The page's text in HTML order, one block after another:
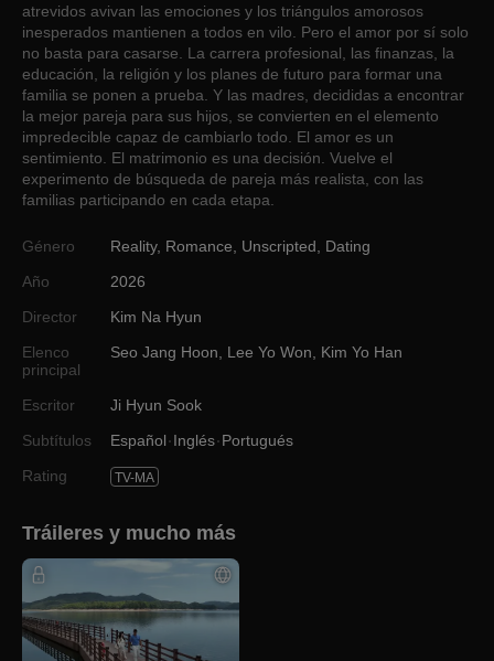
atrevidos avivan las emociones y los triángulos amorosos
inesperados mantienen a todos en vilo. Pero el amor por sí solo
no basta para casarse. La carrera profesional, las finanzas, la
educación, la religión y los planes de futuro para formar una
familia se ponen a prueba. Y las madres, decididas a encontrar
la mejor pareja para sus hijos, se convierten en el elemento
impredecible capaz de cambiarlo todo. El amor es un
sentimiento. El matrimonio es una decisión. Vuelve el
experimento de búsqueda de pareja más realista, con las
familias participando en cada etapa.
Género Reality, Romance Unscripted
Dating
Año
2026
Director
Kim Na Hyun
Elenco
principal
Seo Jang Hoon Lee Yo Won Kim Yo Han
Escritor
Ji Hyun Sook
Subtítulos
Español Inglés Portugués
Rating
TV-MA
Tráileres y mucho más